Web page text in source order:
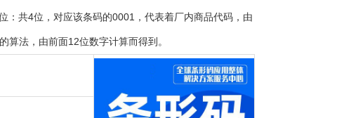
：共4位，对应该条码的0001，代表着厂内商品代码，由
法，由前面12位数字计算而得到。